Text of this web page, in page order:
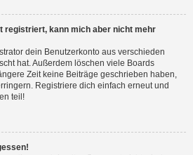
registriert, kann mich aber nicht mehr
dein Benutzerkonto aus verschieden
hat. Außerdem löschen viele Boards
Zeit keine Beiträge geschrieben haben,
Registriere dich einfach erneut und
teil!